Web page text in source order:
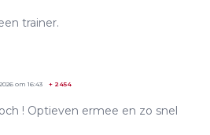
trainer.
om 16:43 + 2454
! Optieven ermee en zo snel